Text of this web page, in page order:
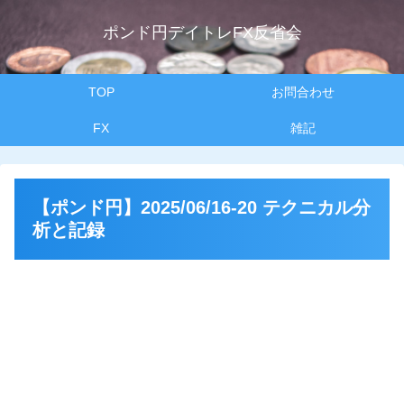
ポンド円デイトレFX反省会
TOP お問合わせ
FX 雑記
【ポンド円】2025/06/16-20 テクニカル分
析と記録